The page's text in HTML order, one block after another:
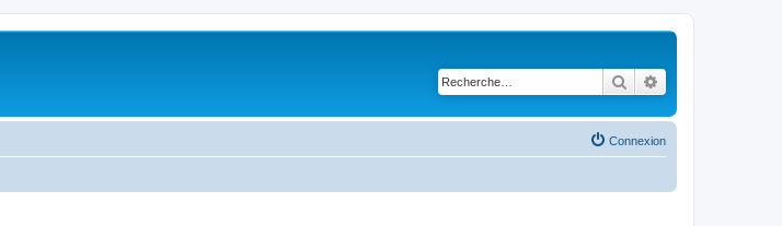
Rechercher
Connexion